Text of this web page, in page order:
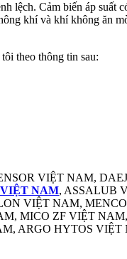
lệch. Cảm biến áp suất
khí và khí không ăn
theo thông tin sau:
VIỆT NAM,
VIỆT NAM, ASSALUB
VIỆT NAM,
MICO ZF VIỆT
ARGO HYTOS VIỆT